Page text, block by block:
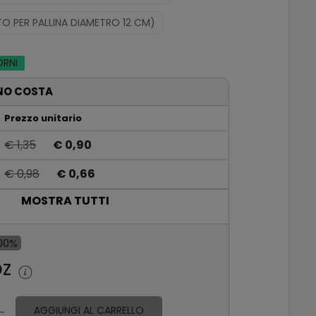
PER PALLINA DIAMETRO 12 CM)
COSTA
Prezzo unitario
€ 1,35
€ 0,90
€ 0,98
€ 0,66
€ 0,86
€ 0,58
€ 0,72
€ 0,57
MOSTRA TUTTI
AGGIUNGI AL CARRELLO